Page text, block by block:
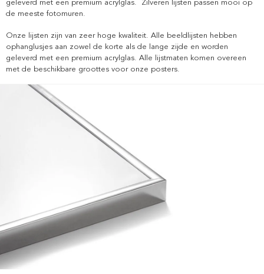
geleverd met een premium acrylglas.
Zilveren lijsten passen mooi op
de meeste fotomuren.
Onze lijsten zijn van zeer hoge kwaliteit. Alle beeldlijsten hebben
ophanglusjes aan zowel de korte als de lange zijde en worden
geleverd met een premium acrylglas. Alle lijstmaten komen overeen
met de beschikbare groottes voor onze posters.